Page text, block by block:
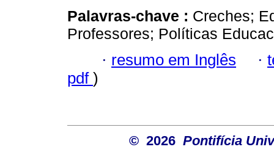
Palavras-chave : Creches;
Professores; Políticas
· resumo em Inglês ·
pdf )
© 2026 Pontifícia